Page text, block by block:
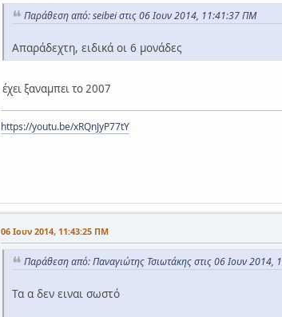
Παράθεση από: seibei στις 06 Ιουν 2014, 11:41:37 ΠΜ
Απαράδεχτη, ειδικά οι 6 μονάδες
έχει ξαναμπει το 2007
https://youtu.be/xRQnJyP77tY
06 Ιουν 2014, 11:43:25 ΠΜ
Παράθεση από: Παναγιώτης Τσιωτάκης στις 06 Ιουν
Τα α δεν ειναι σωστό